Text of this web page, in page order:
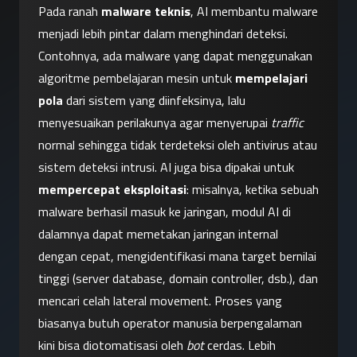
Pada ranah malware teknis, AI membantu malware
menjadi lebih pintar dalam menghindari deteksi.
Contohnya, ada malware yang dapat menggunakan
algoritme pembelajaran mesin untuk mempelajari
pola dari sistem yang diinfeksinya, lalu
menyesuaikan perilakunya agar menyerupai traffic
normal sehingga tidak terdeteksi oleh antivirus atau
mempercepat eksploitasi: misalnya, ketika sebuah
malware berhasil masuk ke jaringan, modul AI di
dalamnya dapat memetakan jaringan internal
dengan cepat, mengidentifikasi mana target bernilai
tinggi (server database, domain controller, dsb.), dan
mencari celah lateral movement. Proses yang
biasanya butuh operator manusia berpengalaman
kini bisa diotomatisasi oleh bot cerdas. Lebih